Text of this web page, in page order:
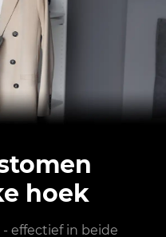
hoek
effectief in beide